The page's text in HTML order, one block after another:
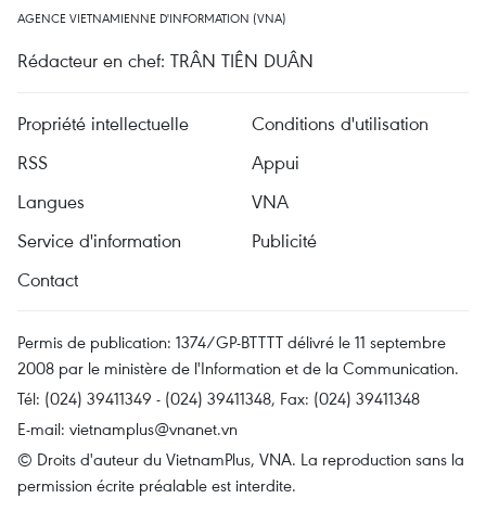
AGENCE VIETNAMIENNE D'INFORMATION (VNA)
Rédacteur en chef: TRÂN TIÊN DUÂN
Propriété intellectuelle
Conditions d'utilisation
RSS
Appui
Langues
VNA
Service d'information
Publicité
Contact
Permis de publication: 1374/GP-BTTTT délivré le 11 septembre
2008 par le ministère de l'Information et de la Communication.
Tél: (024) 39411349 - (024) 39411348, Fax: (024) 39411348
E-mail: vietnamplus@vnanet.vn
© Droits d'auteur du VietnamPlus, VNA. La reproduction sans la
permission écrite préalable est interdite.